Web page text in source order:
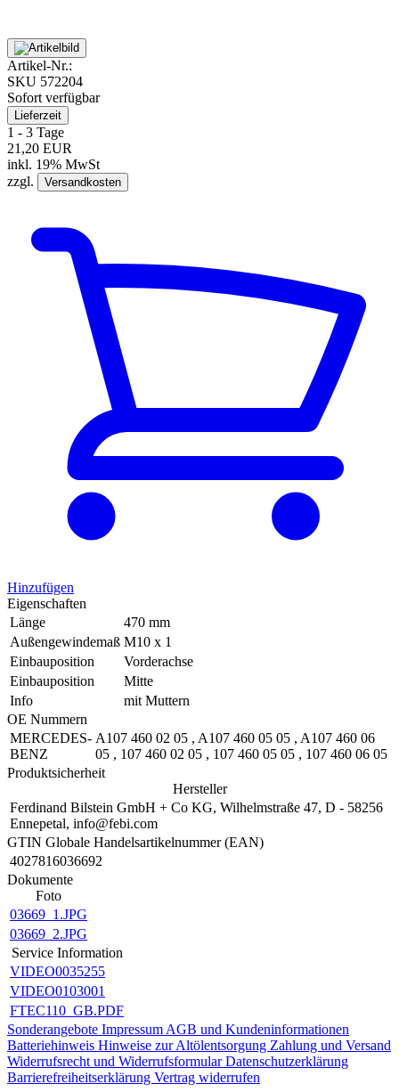
Artikel-Nr.:
SKU 572204
Sofort verfügbar
Lieferzeit
1 - 3 Tage
21,20 EUR
inkl. 19% MwSt
zzgl.
Versandkosten
Hinzufügen
Eigenschaften
Länge
470 mm
Außengewindemaß M10 x 1
Einbauposition
Vorderachse
Einbauposition
Mitte
Info
mit Muttern
OE Nummern
MERCEDES-
BENZ
A107 460 02 05 , A107 460 05 05 , A107 460 06
05 , 107 460 02 05 , 107 460 05 05 , 107 460 06 05
Produktsicherheit
Hersteller
Ferdinand Bilstein GmbH + Co KG, Wilhelmstraße 47, D - 58256
Ennepetal, info@febi.com
GTIN Globale Handelsartikelnummer (EAN)
4027816036692
Dokumente
Foto
03669_1.JPG
03669_2.JPG
Service Information
VIDEO0035255
VIDEO0103001
FTEC110_GB.PDF
Sonderangebote Impressum AGB und Kundeninformationen
Batteriehinweis Hinweise zur Altölentsorgung Zahlung und Versand
Widerrufsrecht und WiderrufsformularDatenschutzerklärung
Barrierefreiheitserklärung Vertrag widerrufen